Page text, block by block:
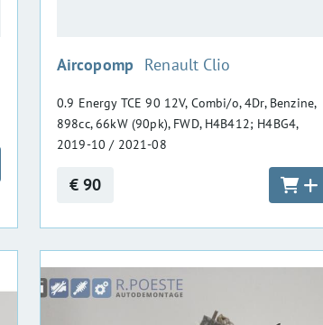
Aircopomp :Renault Clio
0.9 Energy TCE 90 12V, Combi/o, 4Dr, Benzine,
898cc, 66kW (90pk), FWD, H4B412; H4BG4,
2019-10 / 2021-08
€ 90